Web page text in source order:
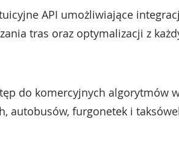
API umożliwiające
tras oraz optymalizacji z
do komercyjnych algorytmów
autobusów, furgonetek i